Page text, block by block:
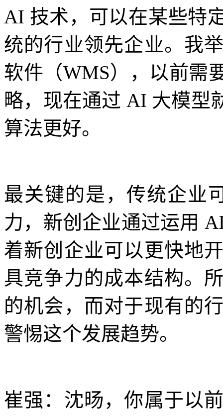
AI 技术，可以在某些特
统的行业领先企业。我
软件（WMS），以前需
略，现在通过 AI 大模型
算法更好。
最关键的是，传统企业
力，新创企业通过运用
着新创企业可以更快地
具竞争力的成本结构。
的机会，而对于现有的
警惕这个发展趋势。
崔强：沈旸，你属于以